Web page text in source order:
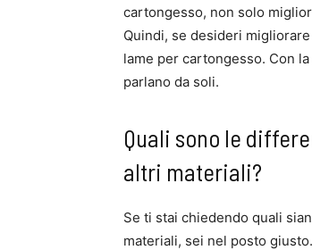
cartongesso, non solo
Quindi, se desideri
lame per cartongesso. Con
parlano da soli.
Quali sono le
altri materiali?
Se ti stai chiedendo quali
materiali, sei nel posto